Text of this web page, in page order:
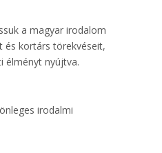
a magyar irodalom
és kortárs törekvéseit,
élményt nyújtva.
irodalmi